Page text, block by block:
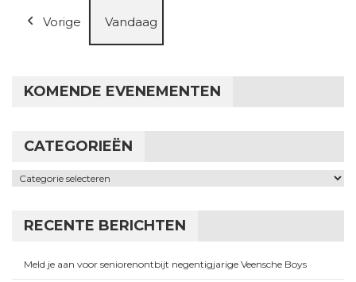
Vorige Vandaag
KOMENDE EVENEMENTEN
CATEGORIEËN
Categorieën
RECENTE BERICHTEN
Meld je aan voor seniorenontbijt negentigjarige Veensche Boys